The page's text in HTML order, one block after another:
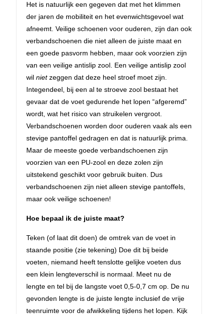
Het is natuurlijk een gegeven dat met het klimmen
der jaren de mobiliteit en het evenwichtsgevoel wat
afneemt. Veilige schoenen voor ouderen, zijn dan ook
verbandschoenen die niet alleen de juiste maat en
een goede pasvorm hebben, maar ook voorzien zijn
van een veilige antislip zool. Een veilige antislip zool
wil nietzeggen dat deze heel stroef moet zijn.
Integendeel, bij een al te stroeve zool bestaat het
gevaar dat de voet gedurende het lopen “afgeremd”
wordt, wat het risico van struikelen vergroot.
Verbandschoenen worden door ouderen vaak als een
stevige pantoffel gedragen en dat is natuurlijk prima.
Maar de meeste goede verbandschoenen zijn
voorzien van een PU-zool en deze zolen zijn
uitstekend geschikt voor gebruik buiten. Dus
verbandschoenen zijn niet alleen stevige pantoffels,
maar ook veilige schoenen!
Hoe bepaal ik de juiste maat?
Teken (of laat dit doen) de omtrek van de voet in
staande positie (zie tekening) Doe dit bij beide
voeten, niemand heeft tenslotte gelijke voeten dus
een klein lengteverschil is normaal. Meet nu de
lengte en tel bij de langste voet 0,5-0,7 cm op. De nu
gevonden lengte is de juiste lengte inclusief de vrije
teenruimte voor de afwikkeling tijdens het lopen. Kijk